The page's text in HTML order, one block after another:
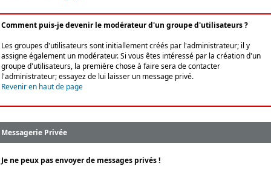
Comment puis-je devenir le modérateur d'un groupe d'utilisateurs ?
Les groupes d'utilisateurs sont initiallement créés par l'administrateur; il y
assigne également un modérateur. Si vous êtes intéressé par la création d'un
groupe d'utilisateurs, la première chose à faire sera de contacter
l'administrateur; essayez de lui laisser un message privé.
Revenir en haut de page
Messagerie Privée
Je ne peux pas envoyer de messages privés !